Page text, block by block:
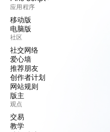
应用程序
移动版
电脑版
社区
社交网络
爱心墙
推荐朋友
创作者计划
网站规则
版主
观点
交易
教学